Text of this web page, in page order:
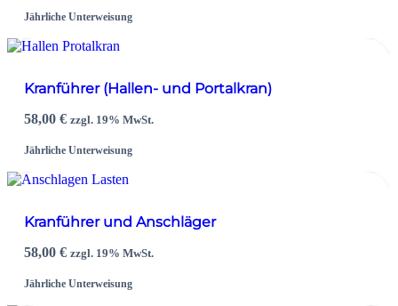
Jährliche Unterweisung
Kranführer (Hallen- und Portalkran)
58,00€ zzgl. 19% MwSt.
Jährliche Unterweisung
Kranführer und Anschläger
58,00€ zzgl. 19% MwSt.
Jährliche Unterweisung